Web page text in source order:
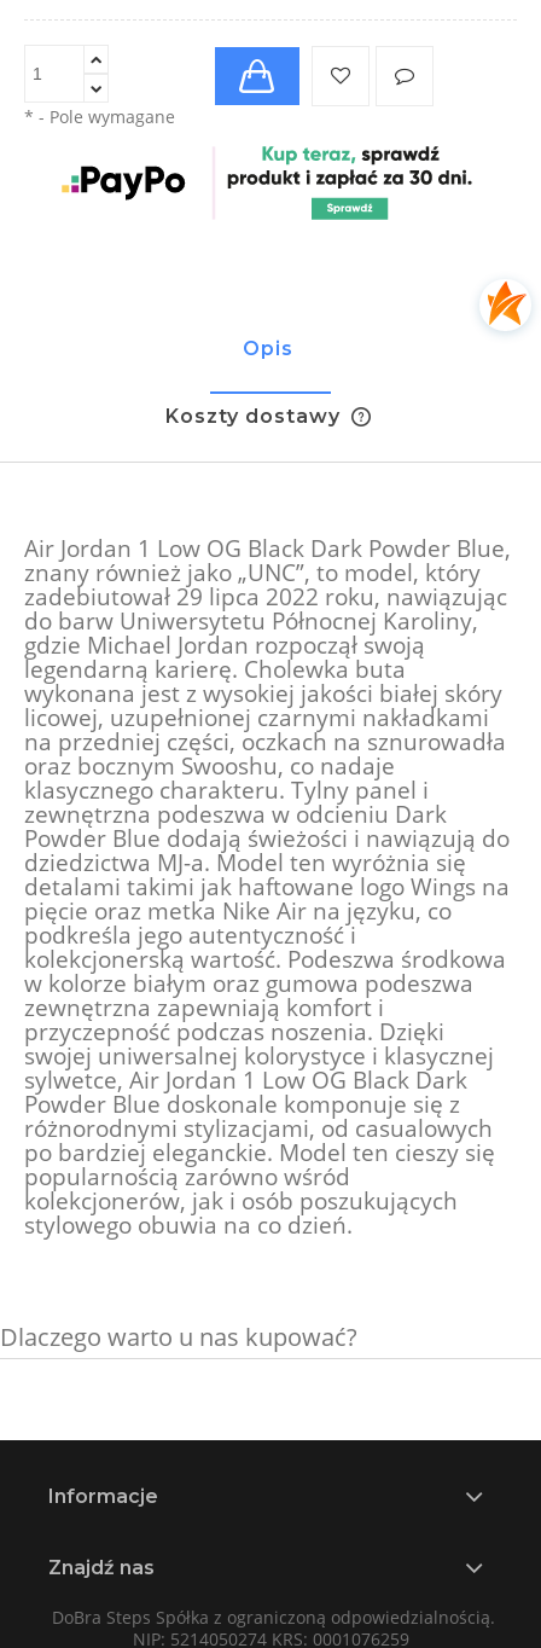
* - Pole wymagane
Opis
Koszty dostawy
Cena nie zawiera ewentualnych kosztów płatności
Air Jordan 1 Low OG Black Dark Powder Blue,
znany również jako „UNC”, to model, który
zadebiutował 29 lipca 2022 roku, nawiązując
do barw Uniwersytetu Północnej Karoliny,
gdzie Michael Jordan rozpoczął swoją
legendarną karierę. Cholewka buta
wykonana jest z wysokiej jakości białej skóry
licowej, uzupełnionej czarnymi nakładkami
na przedniej części, oczkach na sznurowadła
oraz bocznym Swooshu, co nadaje
klasycznego charakteru. Tylny panel i
zewnętrzna podeszwa w odcieniu Dark
Powder Blue dodają świeżości i nawiązują do
dziedzictwa MJ-a. Model ten wyróżnia się
detalami takimi jak haftowane logo Wings na
pięcie oraz metka Nike Air na języku, co
podkreśla jego autentyczność i
kolekcjonerską wartość. Podeszwa środkowa
w kolorze białym oraz gumowa podeszwa
zewnętrzna zapewniają komfort i
przyczepność podczas noszenia. Dzięki
swojej uniwersalnej kolorystyce i klasycznej
sylwetce, Air Jordan 1 Low OG Black Dark
Powder Blue doskonale komponuje się z
różnorodnymi stylizacjami, od casualowych
po bardziej eleganckie. Model ten cieszy się
popularnością zarówno wśród
kolekcjonerów, jak i osób poszukujących
stylowego obuwia na co dzień.
Dlaczego warto u nas kupować?
Informacje
Znajdź nas
DoBra Steps Spółka z ograniczoną odpowiedzialnością.
NIP: 5214050274 KRS: 0001076259